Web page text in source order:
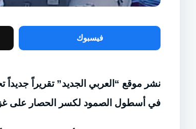
فيسبوك
نشر موقع “العربي الجديد” تقريراً جديداً
في أسطول الصمود لكسر الحصار على